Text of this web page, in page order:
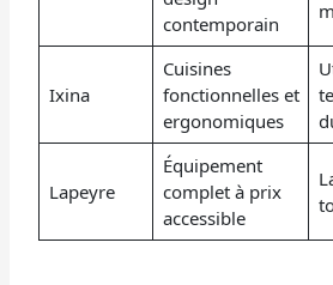
contemporain
Ixina
Cuisines
fonctionnelles et
ergonomiques
Lapeyre
Équipement
complet à prix
accessible